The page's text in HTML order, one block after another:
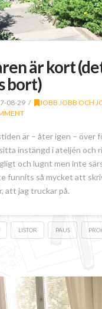
är kort
bort)
08-29
JOBB JOBB OCH
är – åter igen – över
instängd i ateljén och
och lugnt men inte
funnits så mycket att
att jag truckar på.
LISTOR PAUS